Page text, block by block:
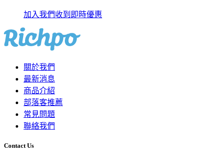
加入我們收到即時優惠
關於我們
最新消息
商品介紹
部落客推薦
常見問題
聯絡我們
Contact Us